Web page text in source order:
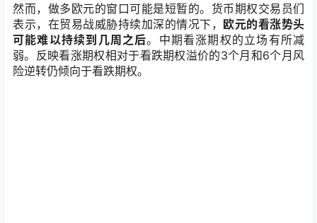
然而，做多欧元的窗口可能是短暂的。货币期权交易员们
表示，在贸易战威胁持续加深的情况下， 欧元的看涨势头
可能难以持续到几周之后。中期看涨期权的立场有所减
弱。反映看涨期权相对于看跌期权溢价的3个月和6个月风
险逆转仍倾向于看跌期权。